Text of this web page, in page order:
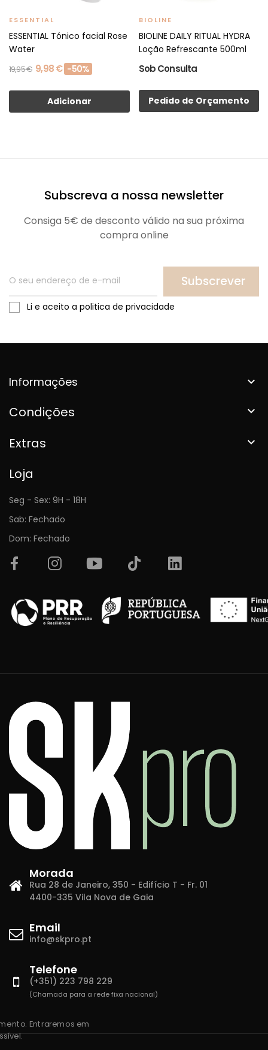
ESSENTIAL
ESSENTIAL Tónico facial Rose
Water
19,95 € 9,98 € -50%
Adicionar
BIOLINE
BIOLINE DAILY RITUAL HYDRA
Loção Refrescante 500ml
Sob Consulta
Pedido de Orçamento
Subscreva a nossa newsletter
Consiga 5€ de desconto válido na sua próxima
compra online
Subscrever
Li e aceito a politica de privacidade
Informações 
Condições 
Extras 
Loja
Seg - Sex: 9H - 18H
Sab: Fechado
Dom: Fechado
Morada
Rua 28 de Janeiro, 350 - Edifício T - Fr. 01
4400-335 Vila Nova de Gaia
Email
info@skpro.pt
Telefone
(+351) 223 798 229
(Chamada para a rede fixa nacional)
Entraremos em